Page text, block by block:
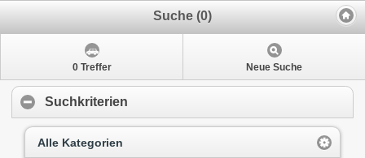
Suche (0)
0 Treffer Neue Suche
Suchkriterien
Alle Kategorien